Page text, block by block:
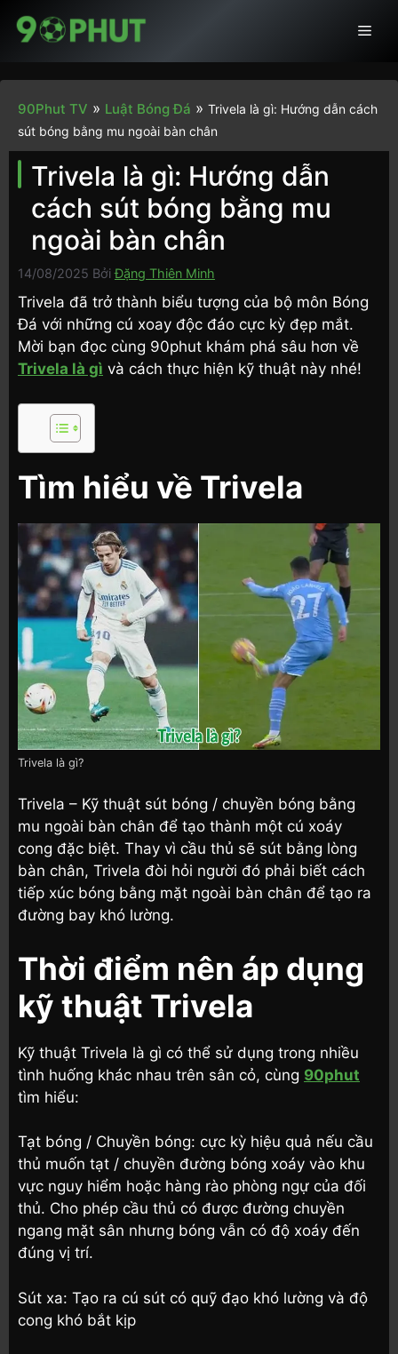
đến
dung
90Phut TV » Luật Bóng Đá » Trivela là gì: Hướng dẫn cách
sút bóng bằng mu ngoài bàn chân
Trivela là gì: Hướng dẫn
cách sút bóng bằng mu
ngoài bàn chân
14/08/2025 BởiĐặng Thiên Minh
Trivela đã trở thành biểu tượng của bộ môn Bóng
Đá với những cú xoay độc đáo cực kỳ đẹp mắt.
Mời bạn đọc cùng 90phut khám phá sâu hơn về
Trivela là gì và cách thực hiện kỹ thuật này nhé!
Tìm hiểu về Trivela
Trivela là gì?
Trivela – Kỹ thuật sút bóng / chuyền bóng bằng
mu ngoài bàn chân để tạo thành một cú xoáy
cong đặc biệt. Thay vì cầu thủ sẽ sút bằng lòng
bàn chân, Trivela đòi hỏi người đó phải biết cách
tiếp xúc bóng bằng mặt ngoài bàn chân để tạo ra
đường bay khó lường.
Thời điểm nên áp dụng
kỹ thuật Trivela
Kỹ thuật Trivela là gì có thể sử dụng trong nhiều
tình huống khác nhau trên sân cỏ, cùng 90phut
tìm hiểu:
Tạt bóng / Chuyền bóng: cực kỳ hiệu quả nếu cầu
thủ muốn tạt / chuyền đường bóng xoáy vào khu
vực nguy hiểm hoặc hàng rào phòng ngự của đối
thủ. Cho phép cầu thủ có được đường chuyền
ngang mặt sân nhưng bóng vẫn có độ xoáy đến
đúng vị trí.
Sút xa: Tạo ra cú sút có quỹ đạo khó lường và độ
cong khó bắt kịp